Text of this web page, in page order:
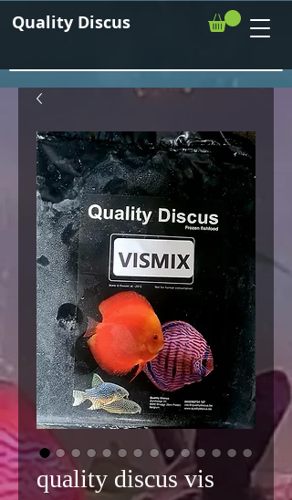
Quality Discus
quality discus vis